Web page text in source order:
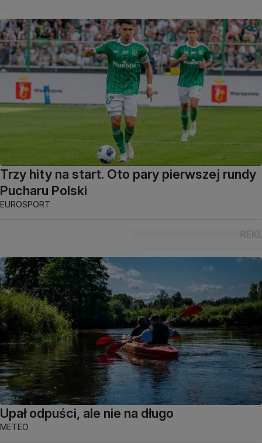
Trzy hity na start. Oto pary pierwszej rundy
Pucharu Polski
EUROSPORT
Upał odpuści, ale nie na długo
METEO